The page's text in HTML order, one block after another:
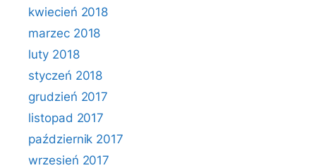
kwiecień 2018
marzec 2018
luty 2018
styczeń 2018
grudzień 2017
listopad 2017
październik 2017
wrzesień 2017